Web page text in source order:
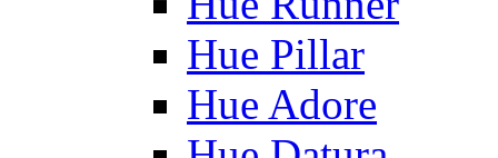
Hue Pillar
Hue Adore